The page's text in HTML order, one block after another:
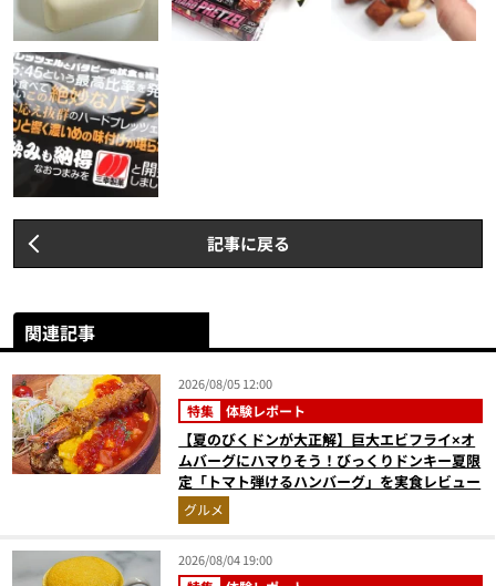
記事に戻る
関連記事
2026/08/05 12:00
特集 体験レポート
【夏のびくドンが大正解】巨大エビフライ×オ
ムバーグにハマりそう！びっくりドンキー夏限
定「トマト弾けるハンバーグ」を実食レビュー
グルメ
2026/08/04 19:00